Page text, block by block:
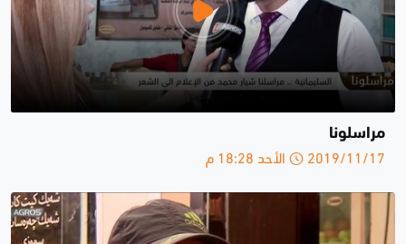
مراسلونا
2019/11/17 الأحد 18:28 م